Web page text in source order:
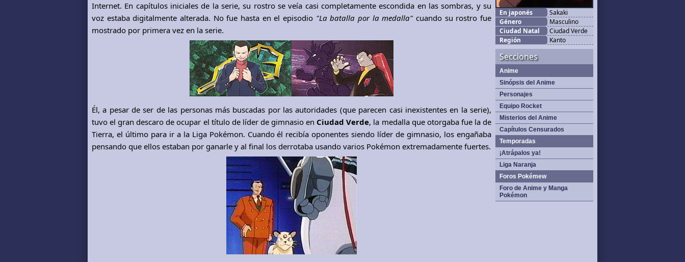
En japonés
Sakaki
Género
Masculino
Ciudad Natal
Ciudad Verde
Región
Kanto
Secciones
Anime
Sinópsis del Anime
Personajes
Equipo Rocket
Misterios del Anime
Capítulos Censurados
Temporadas
¡Atrápalos ya!
Liga Naranja
Foros Pokémew
Foro de Anime y Manga
Pokémon
Internet. En capítulos iniciales de la serie, su rostro se veía casi completamente escondida en las sombras, y su
voz estaba digitalmente alterada. No fue hasta en el episodio "La batalla por la medalla" cuando su rostro fue
mostrado por primera vez en la serie.
Él, a pesar de ser de las personas más buscadas por las autoridades (que parecen casi inexistentes en la serie),
tuvo el gran descaro de ocupar el título de líder de gimnasio en Ciudad Verde, la medalla que otorgaba fue la de
Tierra, el último para ir a la Liga Pokémon. Cuando él recibía oponentes siendo líder de gimnasio, los engañaba
pensando que ellos estaban por ganarle y al final los derrotaba usando varios Pokémon extremadamente fuertes.